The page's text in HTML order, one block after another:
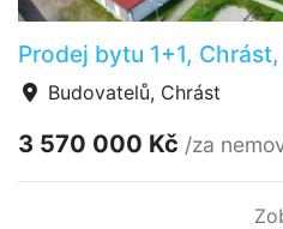
Prodej bytu 1+1,
Budovatelů, Chrást
3 570 000 Kč /za